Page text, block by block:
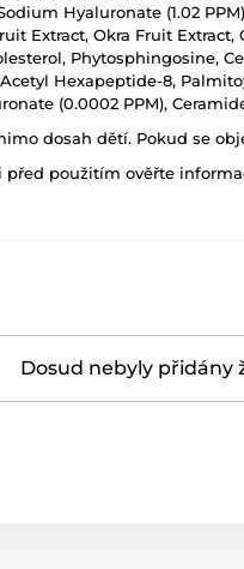
Hyaluronate (1.02
Extract, Okra Fruit
Phytosphingosine,
Hexapeptide-8,
(0.0002 PPM),
dosah dětí. Pokud se
před použitím ověřte
Dosud nebyly přidány